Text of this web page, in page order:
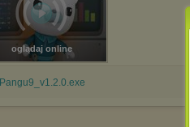
oglądaj online
Pangu9_v1.2.0.exe